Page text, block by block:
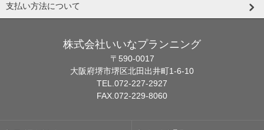
支払い方法について
株式会社いいなプランニング
〒590-0017
大阪府堺市堺区北田出井町1-6-10
TEL.072-227-2927
FAX.072-229-8060